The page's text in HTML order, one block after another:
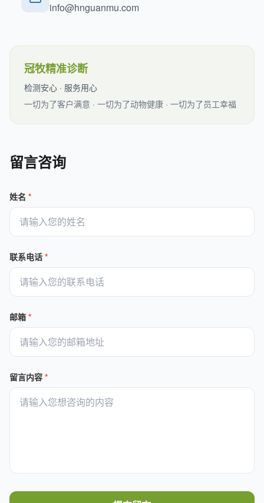
info@hnguanmu.com
冠牧精准诊断
检测安心 · 服务用心
一切为了客户满意 · 一切为了动物健康 · 一切为了员工幸福
留言咨询
姓名 *
联系电话 *
邮箱 *
留言内容 *